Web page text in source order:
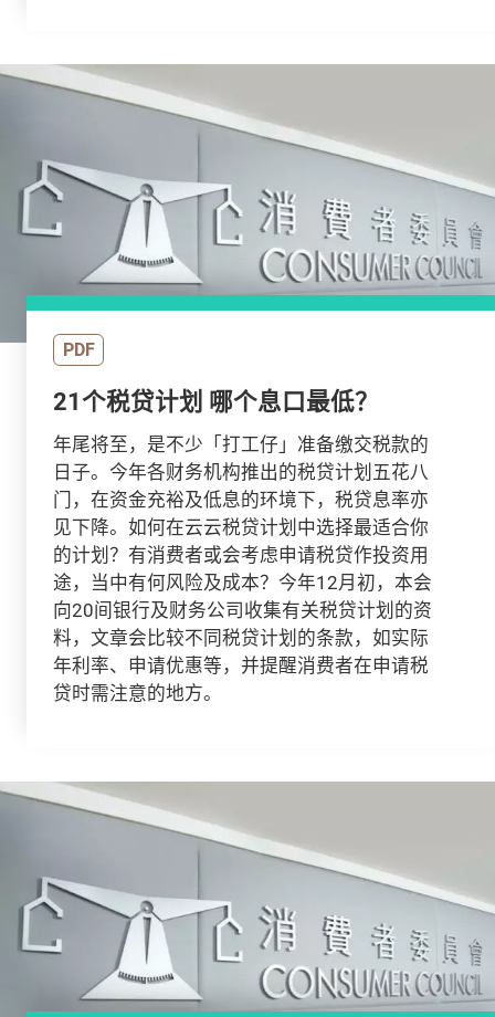
PDF
21个税贷计划 哪个息口最低？
年尾将至，是不少「打工仔」准备缴交税款的
日子。今年各财务机构推出的税贷计划五花八
门，在资金充裕及低息的环境下，税贷息率亦
见下降。如何在云云税贷计划中选择最适合你
的计划？有消费者或会考虑申请税贷作投资用
途，当中有何风险及成本？今年12月初，本会
向20间银行及财务公司收集有关税贷计划的资
料，文章会比较不同税贷计划的条款，如实际
年利率、申请优惠等，并提醒消费者在申请税
贷时需注意的地方。